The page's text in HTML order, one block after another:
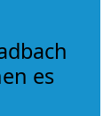
es